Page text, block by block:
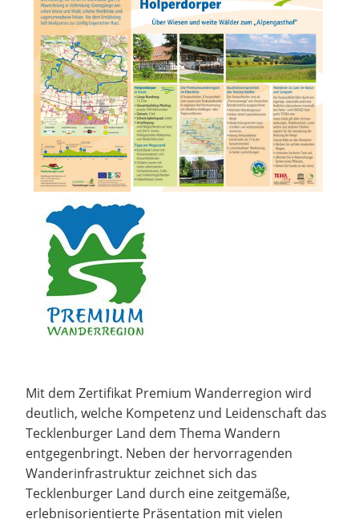
Mit dem Zertifikat Premium Wanderregion wird
deutlich, welche Kompetenz und Leidenschaft das
Tecklenburger Land dem Thema Wandern
entgegenbringt. Neben der hervorragenden
Wanderinfrastruktur zeichnet sich das
Tecklenburger Land durch eine zeitgemäße,
erlebnisorientierte Präsentation mit vielen